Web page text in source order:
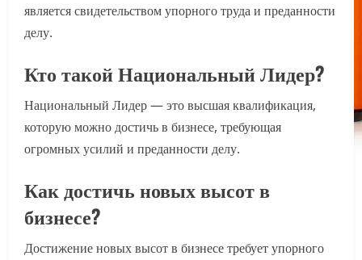
является свидетельством упорного труда и преданности
делу.
Кто такой Национальный Лидер?
Национальный Лидер — это высшая квалификация,
которую можно достичь в бизнесе, требующая
огромных усилий и преданности делу.
Как достичь новых высот в
бизнесе?
Достижение новых высот в бизнесе требует упорного